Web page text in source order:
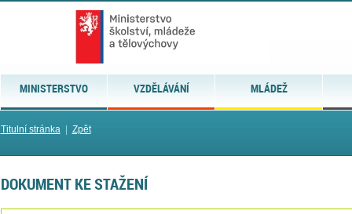
MINISTERSTVO VZDĚLÁVÁNÍ MLÁDEŽ
Titulní stránka| Zpět
DOKUMENT KE STAŽENÍ